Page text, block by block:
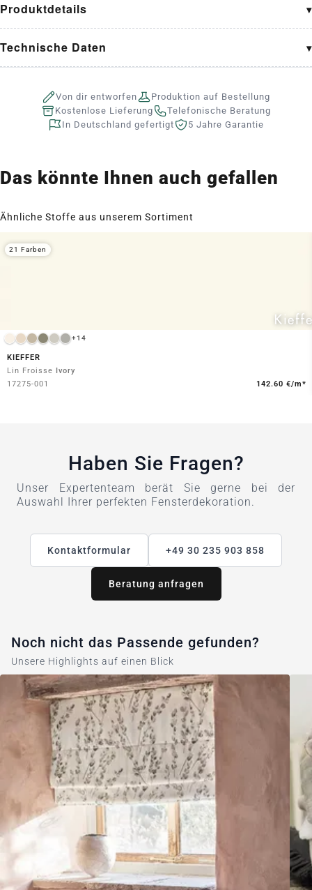
Produktdetails
Technische Daten
Von dir entworfen
Produktion auf Bestellung
Kostenlose Lieferung
Telefonische Beratung
In Deutschland gefertigt
5 Jahre Garantie
Das könnte Ihnen auch gefallen
Ähnliche Stoffe aus unserem Sortiment
+14
KIEFFER
Lin Froisse
Ivory
17275-001
142.60 €/m*
21 Farben
Haben Sie Fragen?
Unser Expertenteam berät Sie gerne bei der
Auswahl Ihrer perfekten Fensterdekoration.
Kontaktformular +49 30 235 903 858
Beratung anfragen
Noch nicht das Passende gefunden?
Unsere Highlights auf einen Blick